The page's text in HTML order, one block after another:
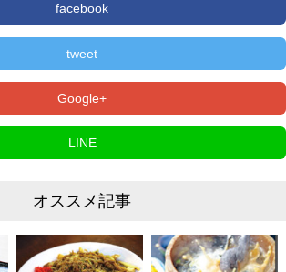
facebook
tweet
Google+
LINE
オススメ記事